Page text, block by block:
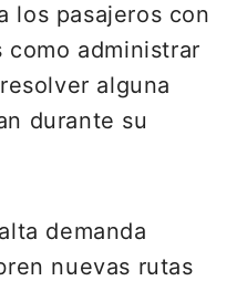
los pasajeros con
administrar
alguna
durante su
demanda
nuevas rutas